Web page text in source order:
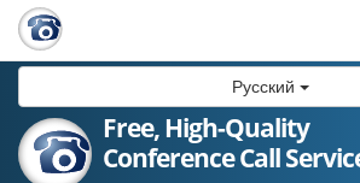
Русский
Free, High-Quality
Conference Call